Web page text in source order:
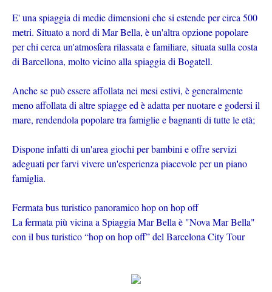
E' una spiaggia di medie dimensioni che si estende per circa 500
metri. Situato a nord di Mar Bella, è un'altra opzione popolare
per chi cerca un'atmosfera rilassata e familiare, situata sulla costa
di Barcellona, ​​molto vicino alla spiaggia di Bogatell.
Anche se può essere affollata nei mesi estivi, è generalmente
meno affollata di altre spiagge ed è adatta per nuotare e godersi il
mare, rendendola popolare tra famiglie e bagnanti di tutte le età;
Dispone infatti di un'area giochi per bambini e offre servizi
adeguati per farvi vivere un'esperienza piacevole per un piano
famiglia.
Fermata bus turistico panoramico hop on hop off
La fermata più vicina a Spiaggia Mar Bella è "Nova Mar Bella"
con il bus turistico “hop on hop off” del Barcelona City Tour